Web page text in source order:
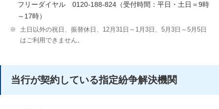
フリーダイヤル 0120-188-824（受付時間：平日・土日＝9時
～17時）
※
土日以外の祝日、振替休日、12月31日～1月3日、5月3日～5月5日
はご利用できません。
当行が契約している指定紛争解決機関